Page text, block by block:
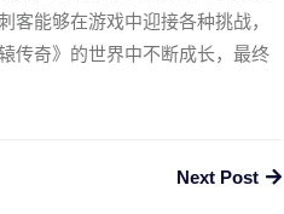
能够在游戏中迎接各种挑战，
传奇》的世界中不断成长，最终
Next Post